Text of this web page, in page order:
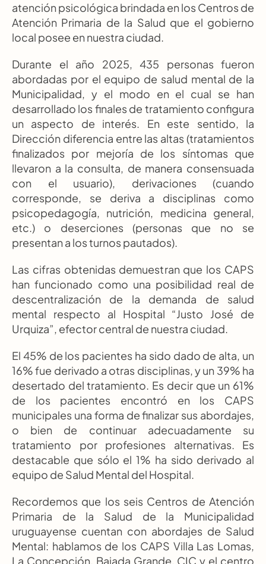
atención psicológica brindada en los Centros de
Atención Primaria de la Salud que el gobierno
local posee en nuestra ciudad.
Durante el año 2025, 435 personas fueron
abordadas por el equipo de salud mental de la
Municipalidad, y el modo en el cual se han
desarrollado los finales de tratamiento configura
un aspecto de interés. En este sentido, la
Dirección diferencia entre las altas (tratamientos
finalizados por mejoría de los síntomas que
llevaron a la consulta, de manera consensuada
con el usuario), derivaciones (cuando
corresponde, se deriva a disciplinas como
psicopedagogía, nutrición, medicina general,
etc.) o deserciones (personas que no se
presentan a los turnos pautados).
Las cifras obtenidas demuestran que los CAPS
han funcionado como una posibilidad real de
descentralización de la demanda de salud
mental respecto al Hospital “Justo José de
Urquiza”, efector central de nuestra ciudad.
El 45% de los pacientes ha sido dado de alta, un
16% fue derivado a otras disciplinas, y un 39% ha
desertado del tratamiento. Es decir que un 61%
de los pacientes encontró en los CAPS
municipales una forma de finalizar sus abordajes,
o bien de continuar adecuadamente su
tratamiento por profesiones alternativas. Es
destacable que sólo el 1% ha sido derivado al
equipo de Salud Mental del Hospital.
Recordemos que los seis Centros de Atención
Primaria de la Salud de la Municipalidad
uruguayense cuentan con abordajes de Salud
Mental: hablamos de los CAPS Villa Las Lomas,
La Concepción, Bajada Grande, CIC y el centro